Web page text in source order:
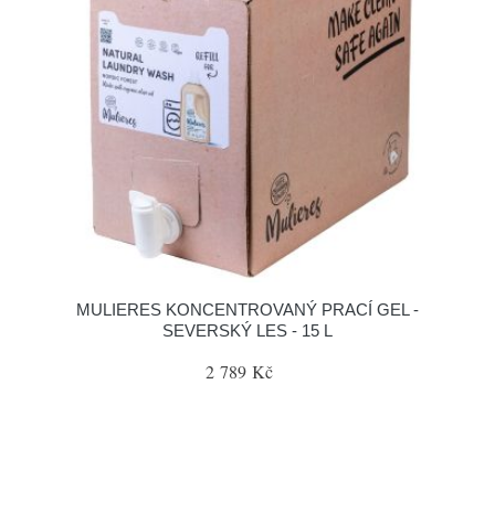
MULIERES KONCENTROVANÝ PRACÍ GEL -
SEVERSKÝ LES - 15 L
2 789 Kč